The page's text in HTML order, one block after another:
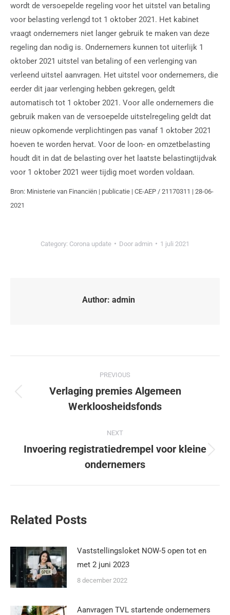
wordt de versoepelde regeling voor het uitstel van betaling
voor belasting verlengd tot 1 oktober 2021. Het kabinet
vraagt ondernemers niet langer gebruik te maken van deze
regeling dan nodig is. Ondernemers kunnen tot uiterlijk 1
oktober 2021 uitstel van betaling of een verlenging van
verleend uitstel aanvragen. Het uitstel voor ondernemers, die
eerder dit jaar verlenging hebben gekregen, geldt
automatisch tot 1 oktober 2021. Voor alle ondernemers die
gebruik maken van de versoepelde uitstelregeling geldt dat
nieuw opkomende verplichtingen pas vanaf 1 oktober 2021
hoeven te worden hervat. Voor de loon- en omzetbelasting
houdt dit in dat de belasting over het laatste belastingtijdvak
voor 1 oktober 2021 weer tijdig moet worden voldaan.
Bron: Ministerie van Financiën | publicatie | CE-AEP / 21170311 | 28-06-
2021
Category: Corona update Door admin 1 juli 2021
Author: admin
PREVIOUS
Verlaging premies Algemeen
Werkloosheidsfonds
NEXT
Invoering registratiedrempel voor kleine
ondernemers
Related Posts
Vaststellingsloket NOW-5 open tot en
met 2 juni 2023
8 december 2022
Aanvragen TVL startende ondernemers